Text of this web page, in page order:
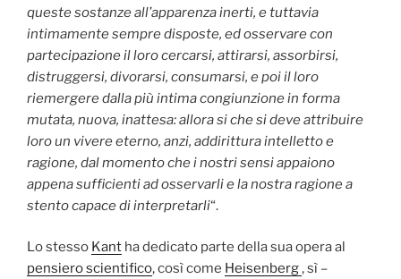
queste sostanze all’apparenza inerti, e tuttavia
intimamente sempre disposte, ed osservare con
partecipazione il loro cercarsi, attirarsi, assorbirsi,
distruggersi, divorarsi, consumarsi, e poi il loro
riemergere dalla più intima congiunzione in forma
mutata, nuova, inattesa: allora si che si deve attribuire
loro un vivere eterno, anzi, addirittura intelletto e
ragione, dal momento che i nostri sensi appaiono
appena sufficienti ad osservarli e la nostra ragione a
stento capace di interpretarli“.
Lo stesso Kant ha dedicato parte della sua opera al
pensiero scientifico, così come Heisenberg, sì –